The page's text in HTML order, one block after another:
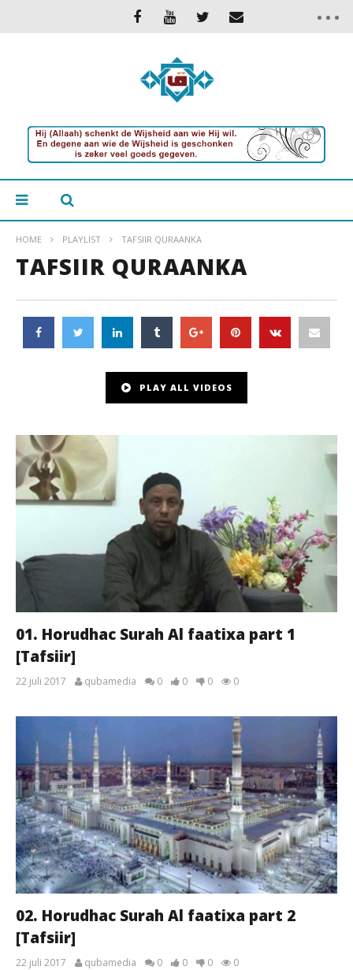
HOME PLAYLIST TAFSIIR QURAANKA
TAFSIIR QURAANKA
PLAY ALL VIDEOS
01. Horudhac Surah Al faatixa part 1
[Tafsiir]
22 juli 2017 qubamedia 0 0 0 0
02. Horudhac Surah Al faatixa part 2
[Tafsiir]
22 juli 2017 qubamedia 0 0 0 0